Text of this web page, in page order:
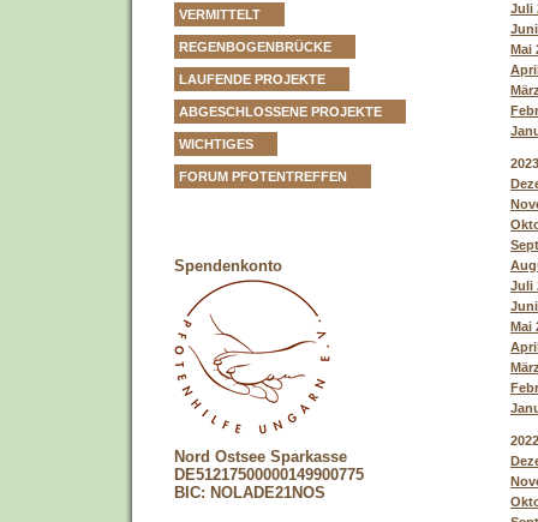
VERMITTELT
REGENBOGENBRÜCKE
LAUFENDE PROJEKTE
ABGESCHLOSSENE PROJEKTE
WICHTIGES
FORUM PFOTENTREFFEN
Spendenkonto
Nord Ostsee Sparkasse
DE51217500000149900775
BIC: NOLADE21NOS
Juli
Mai
2023
Juli
Mai
2022